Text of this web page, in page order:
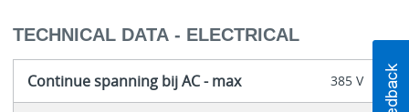
TECHNICAL DATA - ELECTRICAL
Continue spanning bij AC - max 385 V